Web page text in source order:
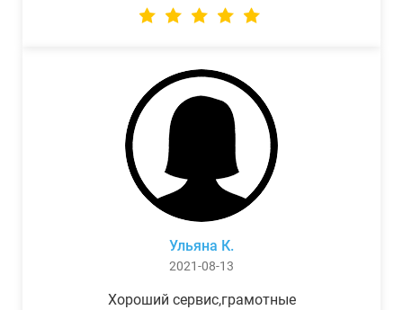
Ульяна К.
2021-08-13
Хороший сервис,грамотные